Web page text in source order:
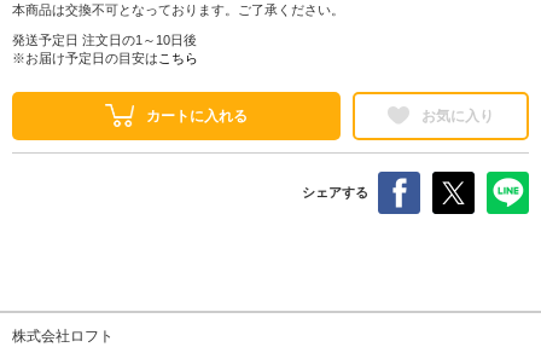
本商品は交換不可となっております。ご了承ください。
発送予定日 注文日の1～10日後
※お届け予定日の目安は こちら
カートに入れる お気に入り
シェアする
株式会社ロフト